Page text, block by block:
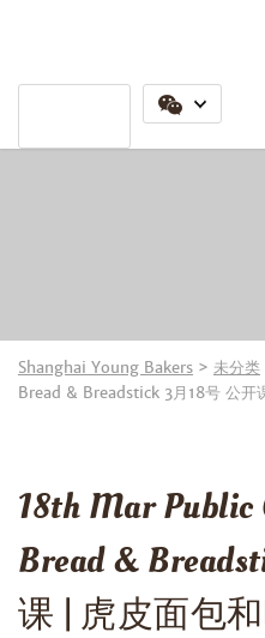
Shanghai Young Bakers > 未分类
Bread & Breadstick 3月18号 公开
18th Mar Public
Bread &
课 | 虎皮面包